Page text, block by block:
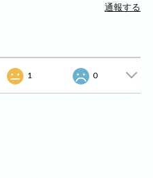
通報する
1 0